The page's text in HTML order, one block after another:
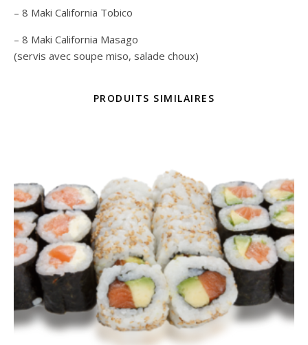
– 8 Maki California Tobico
– 8 Maki California Masago
(servis avec soupe miso, salade choux)
PRODUITS SIMILAIRES